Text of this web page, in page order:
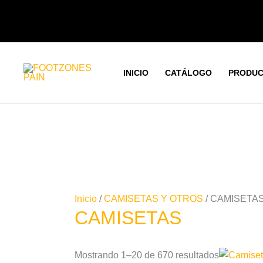
INICIO CATÁLOGO
Inicio/CAMISETAS Y OTROS /
CAMISETAS
Mostrando 1–20 de 670 resultadosEste